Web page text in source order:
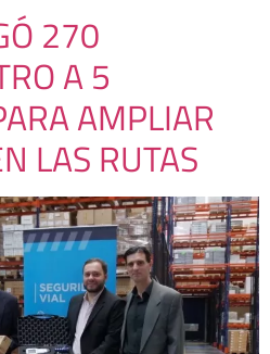
270
A 5
AMPLIAR
LAS RUTAS